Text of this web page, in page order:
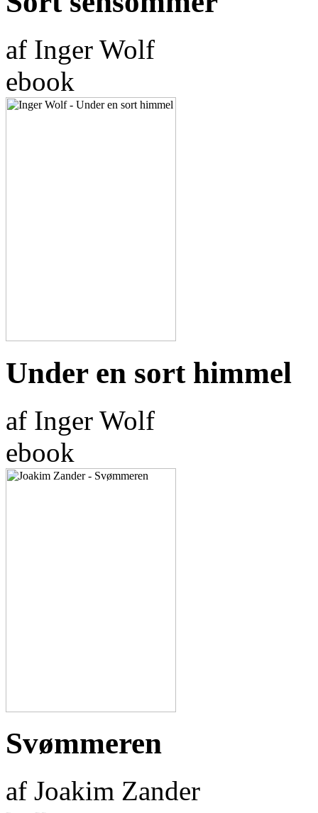
af Inger Wolf
ebook
Under en sort himmel
af Inger Wolf
ebook
Svømmeren
af Joakim Zander